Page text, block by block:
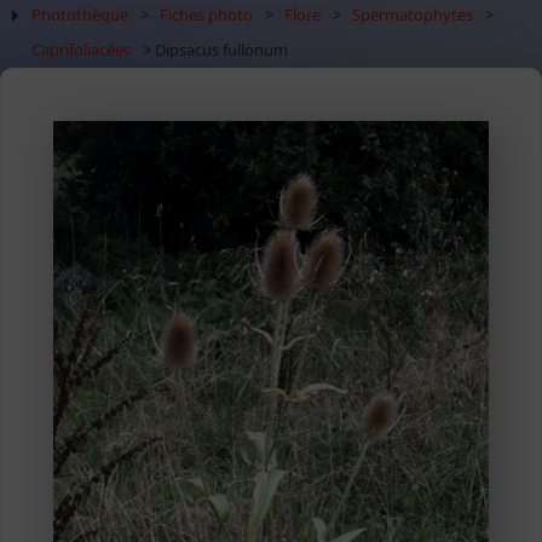
Photothèque > Fiches photo > Flore > Spermatophytes
>
Caprifoliacées
> Dipsacus fullonum